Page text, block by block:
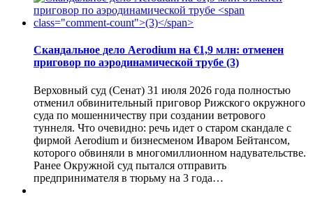
Скандальное дело Aerodium на €1,9 млн: отменен
приговор по аэродинамической трубе (3)
Верховный суд (Сенат) 31 июля 2026 года полностью
отменил обвинительный приговор Рижского окружного
суда по мошенничеству при создании ветрового
туннеля. Что очевидно: речь идет о старом скандале с
фирмой Aerodium и бизнесменом Иваром Бейтансом,
которого обвиняли в многомиллионном надувательстве.
Ранее Окружной суд пытался отправить
предпринимателя в тюрьму на 3 года…